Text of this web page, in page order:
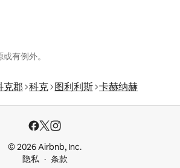
有例外。
克郡 科克 图利利斯 卡赫纳赫
© 2026 Airbnb, Inc.
隐私
条款